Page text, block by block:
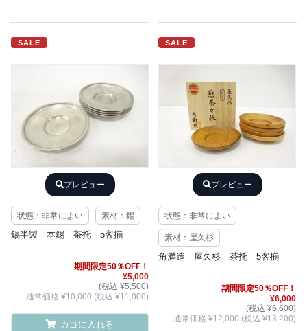
SALE
プレビュー
状態：非常によい 素材：錫
錫半製 本錫 茶托 5客揃
期間限定50％OFF！
¥5,000
(税込 ¥5,500)
通常価格 ¥10,000 (税込 ¥11,000)
カゴに入れる
SALE
プレビュー
状態：非常によい
素材：屋久杉
角満造 屋久杉 茶托 5客揃
期間限定50％OFF！
¥6,000
(税込 ¥6,600)
通常価格 ¥12,000 (税込 ¥13,200)